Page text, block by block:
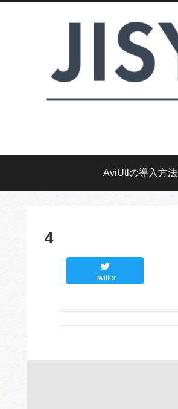
AviUtlの導入方法
4
Twitter